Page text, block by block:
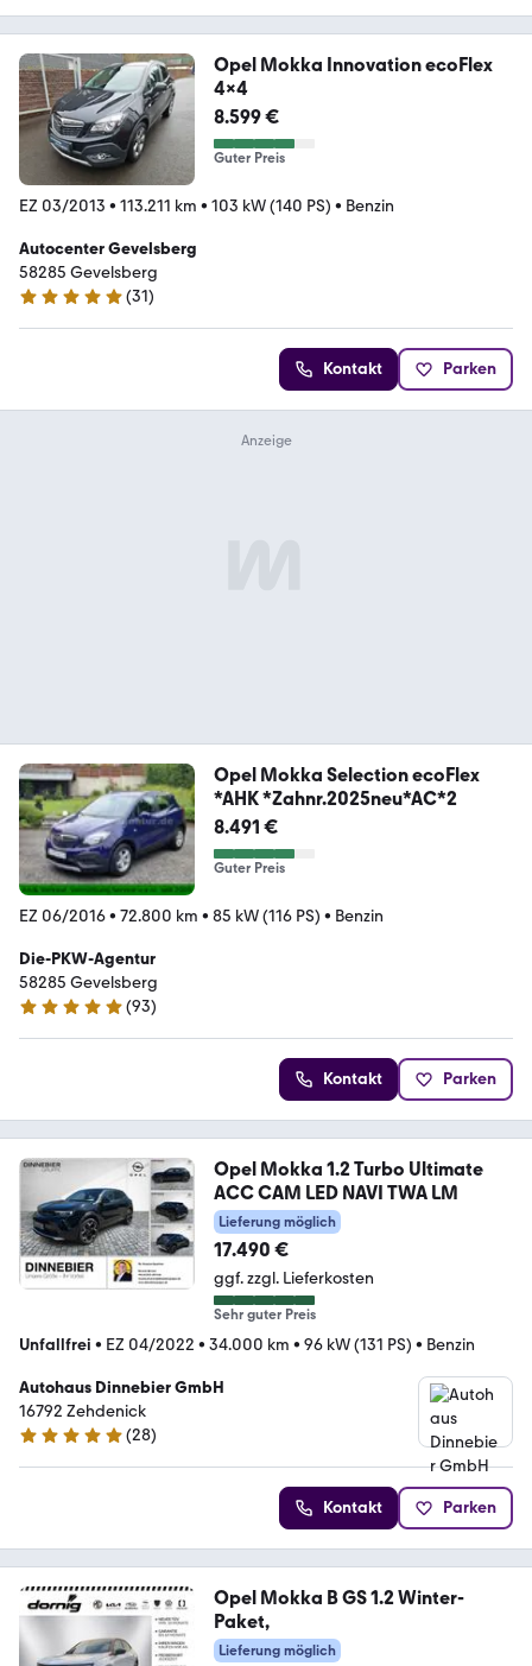
Opel Mokka Innovation ecoFlex
4x4
8.599 €
Guter Preis
EZ 03/2013 • 113.211 km • 103 kW (140 PS) • Benzin
Autocenter Gevelsberg
58285 Gevelsberg
5 Sterne
(31)
Kontakt Parken
Opel Mokka Selection ecoFlex
*AHK *Zahnr.2025neu*AC*2
8.491 €
Guter Preis
EZ 06/2016• 72.800 km • 85 kW (116 PS) • Benzin
Die-PKW-Agentur
58285 Gevelsberg
4.9 Sterne
(93)
Kontakt Parken
Opel Mokka 1.2 Turbo Ultimate
ACC CAM LED NAVI TWA LM
Lieferung möglich
17.490 €
ggf. zzgl. Lieferkosten
Sehr guter Preis
Unfallfrei • EZ 04/2022 • 34.000 km • 96 kW (131 PS) • Benzin
Autohaus Dinnebier GmbH
16792 Zehdenick
5 Sterne
(28)
Kontakt Parken
Opel Mokka B GS 1.2 Winter-
Paket,
Lieferung möglich